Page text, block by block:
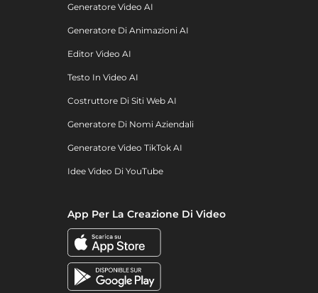
Generatore Video AI
Generatore Di Animazioni AI
Editor Video AI
Testo In Video AI
Costruttore Di Siti Web AI
Generatore Di Nomi Aziendali
Generatore Video TikTok AI
Idee Video Di YouTube
App Per La Creazione Di Video